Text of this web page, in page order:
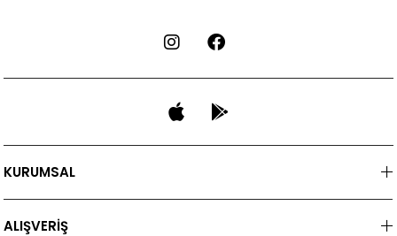
KURUMSAL
ALIŞVERİŞ